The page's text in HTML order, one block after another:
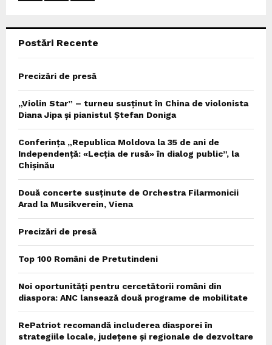
Postări Recente
Precizări de presă
„Violin Star” – turneu susținut în China de violonista
Diana Jipa și pianistul Ștefan Doniga
Conferința „Republica Moldova la 35 de ani de
Independență: «Lecția de rusă» în dialog public”, la
Chișinău
Două concerte susținute de Orchestra Filarmonicii
Arad la Musikverein, Viena
Precizări de presă
Top 100 Români de Pretutindeni
Noi oportunități pentru cercetătorii români din
diaspora: ANC lansează două programe de mobilitate
RePatriot recomandă includerea diasporei în
strategiile locale, județene și regionale de dezvoltare